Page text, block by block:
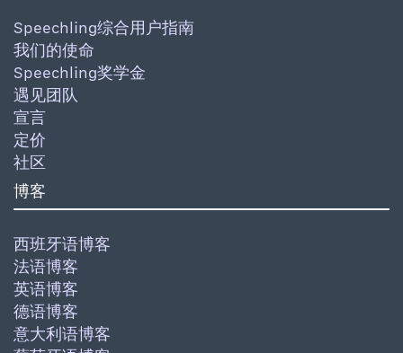
Speechling综合用户指南
我们的使命
Speechling奖学金
遇见团队
宣言
定价
社区
博客
西班牙语博客
法语博客
英语博客
德语博客
意大利语博客